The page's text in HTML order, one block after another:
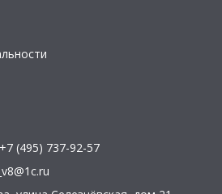
+7 (495) 737-92-57